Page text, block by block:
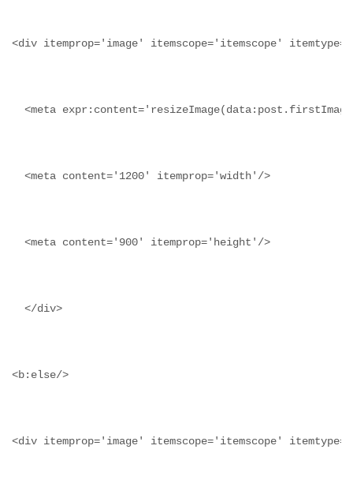
<div itemprop='image' itemscope='itemscope'
<meta
<meta content='1200' itemprop='width'/>
<meta content='900' itemprop='height'/>
</div>
<b:else/>
<div itemprop='image' itemscope='itemscope'